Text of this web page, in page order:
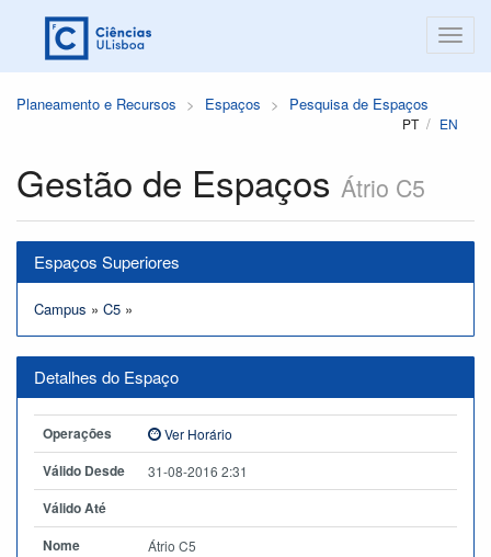
Planeamento e Recursos Espaços Pesquisa de Espaços
PT EN
Gestão de Espaços Átrio C5
Espaços Superiores
Campus » C5 »
Detalhes do Espaço
Operações Ver Horário
Válido Desde 31-08-2016 2:31
Válido Até
Nome
Átrio C5